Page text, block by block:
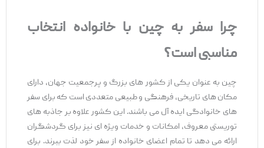
چرا سفر به چین با خانواده انتخاب
مناسبی است؟
چین به عنوان یکی از کشور های بزرگ و پرجمعیت جهان، دارای
مکان ‌های تاریخی، فرهنگی و طبیعی متعددی است که برای سفر
های خانوادگی ایده‌ آل می ‌باشند. این کشور علاوه بر جاذبه‌ های
توریستی معروف، امکانات و خدمات ویژه ‌ای نیز برای گردشگران
ارائه می ‌دهد تا تمام اعضای خانواده از سفر خود لذت ببرند. برای